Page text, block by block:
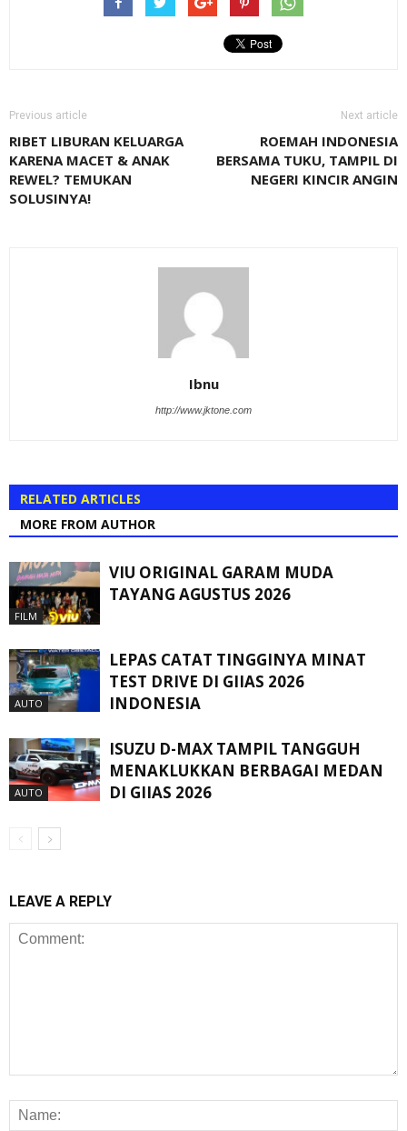
Previous article
RIBET LIBURAN KELUARGA
KARENA MACET & ANAK
REWEL? TEMUKAN
SOLUSINYA!
Next article
ROEMAH INDONESIA
BERSAMA TUKU, TAMPIL DI
NEGERI KINCIR ANGIN
Ibnu
http://www.jktone.com
RELATED ARTICLES
MORE FROM AUTHOR
FILM
VIU ORIGINAL GARAM MUDA
TAYANG AGUSTUS 2026
AUTO
LEPAS CATAT TINGGINYA MINAT
TEST DRIVE DI GIIAS 2026
INDONESIA
AUTO
ISUZU D-MAX TAMPIL TANGGUH
MENAKLUKKAN BERBAGAI MEDAN
DI GIIAS 2026
LEAVE A REPLY